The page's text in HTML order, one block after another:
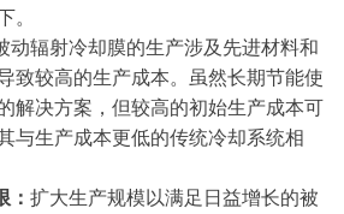
。
动辐射冷却膜的生产涉及先进材料和
致较高的生产成本。虽然长期节能使
解决方案，但较高的初始生产成本可
与生产成本更低的传统冷却系统相
： 扩大生产规模以满足日益增长的被